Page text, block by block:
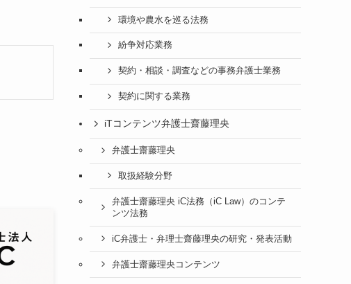
環境や農水を巡る法務
紛争対応業務
契約・相談・調査などの事務弁護士業務
契約に関する業務
iTコンテンツ弁護士齋藤理央
弁護士齋藤理央
取扱経験分野
弁護士齋藤理央 iC法務（iC Law）のコンテ
ンツ法務
iC弁護士・弁理士齋藤理央の研究・発表活動
弁護士齋藤理央コンテンツ